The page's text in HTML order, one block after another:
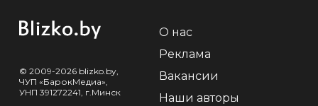
© 2009-2026 blizko.by,
ЧУП «БарокМедиа»,
УНП 391272241, г.Минск
О нас
Реклама
Вакансии
Наши авторы